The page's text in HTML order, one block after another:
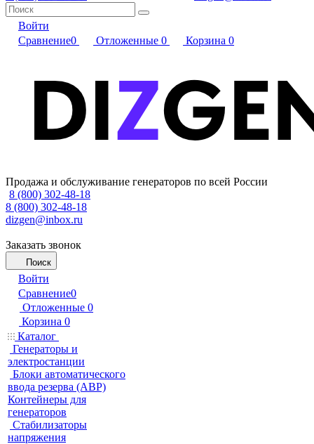
Войти
Сравнение0 Отложенные 0 Корзина 0
Продажа и обслуживание генераторов по всей России
8 (800) 302-48-18
8 (800) 302-48-18
dizgen@inbox.ru
Заказать звонок
Поиск
Войти
Сравнение0
Отложенные 0
Корзина 0
Каталог
Генераторы и
электростанции
Блоки автоматического
ввода резерва (АВР)
Контейнеры для
генераторов
Стабилизаторы
напряжения